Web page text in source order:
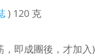
) 120 克
即成團後，才加入)